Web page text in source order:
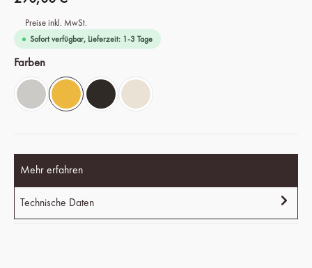
Preise inkl. MwSt.
Sofort verfügbar, Lieferzeit: 1-3 Tage
Farbenauswählen
Chrome SilverSavanna YellowEspresso BlackIvory White
Mehr erfahren
Technische Daten